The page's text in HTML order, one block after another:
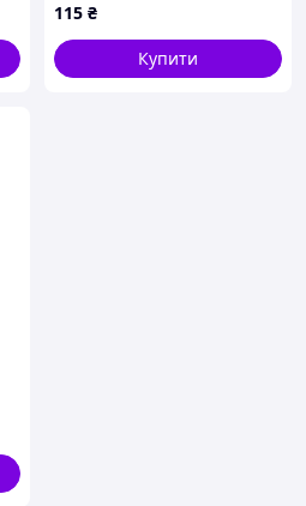
обкладинка 24 стор
розвиваюча
115 ₴
Купити